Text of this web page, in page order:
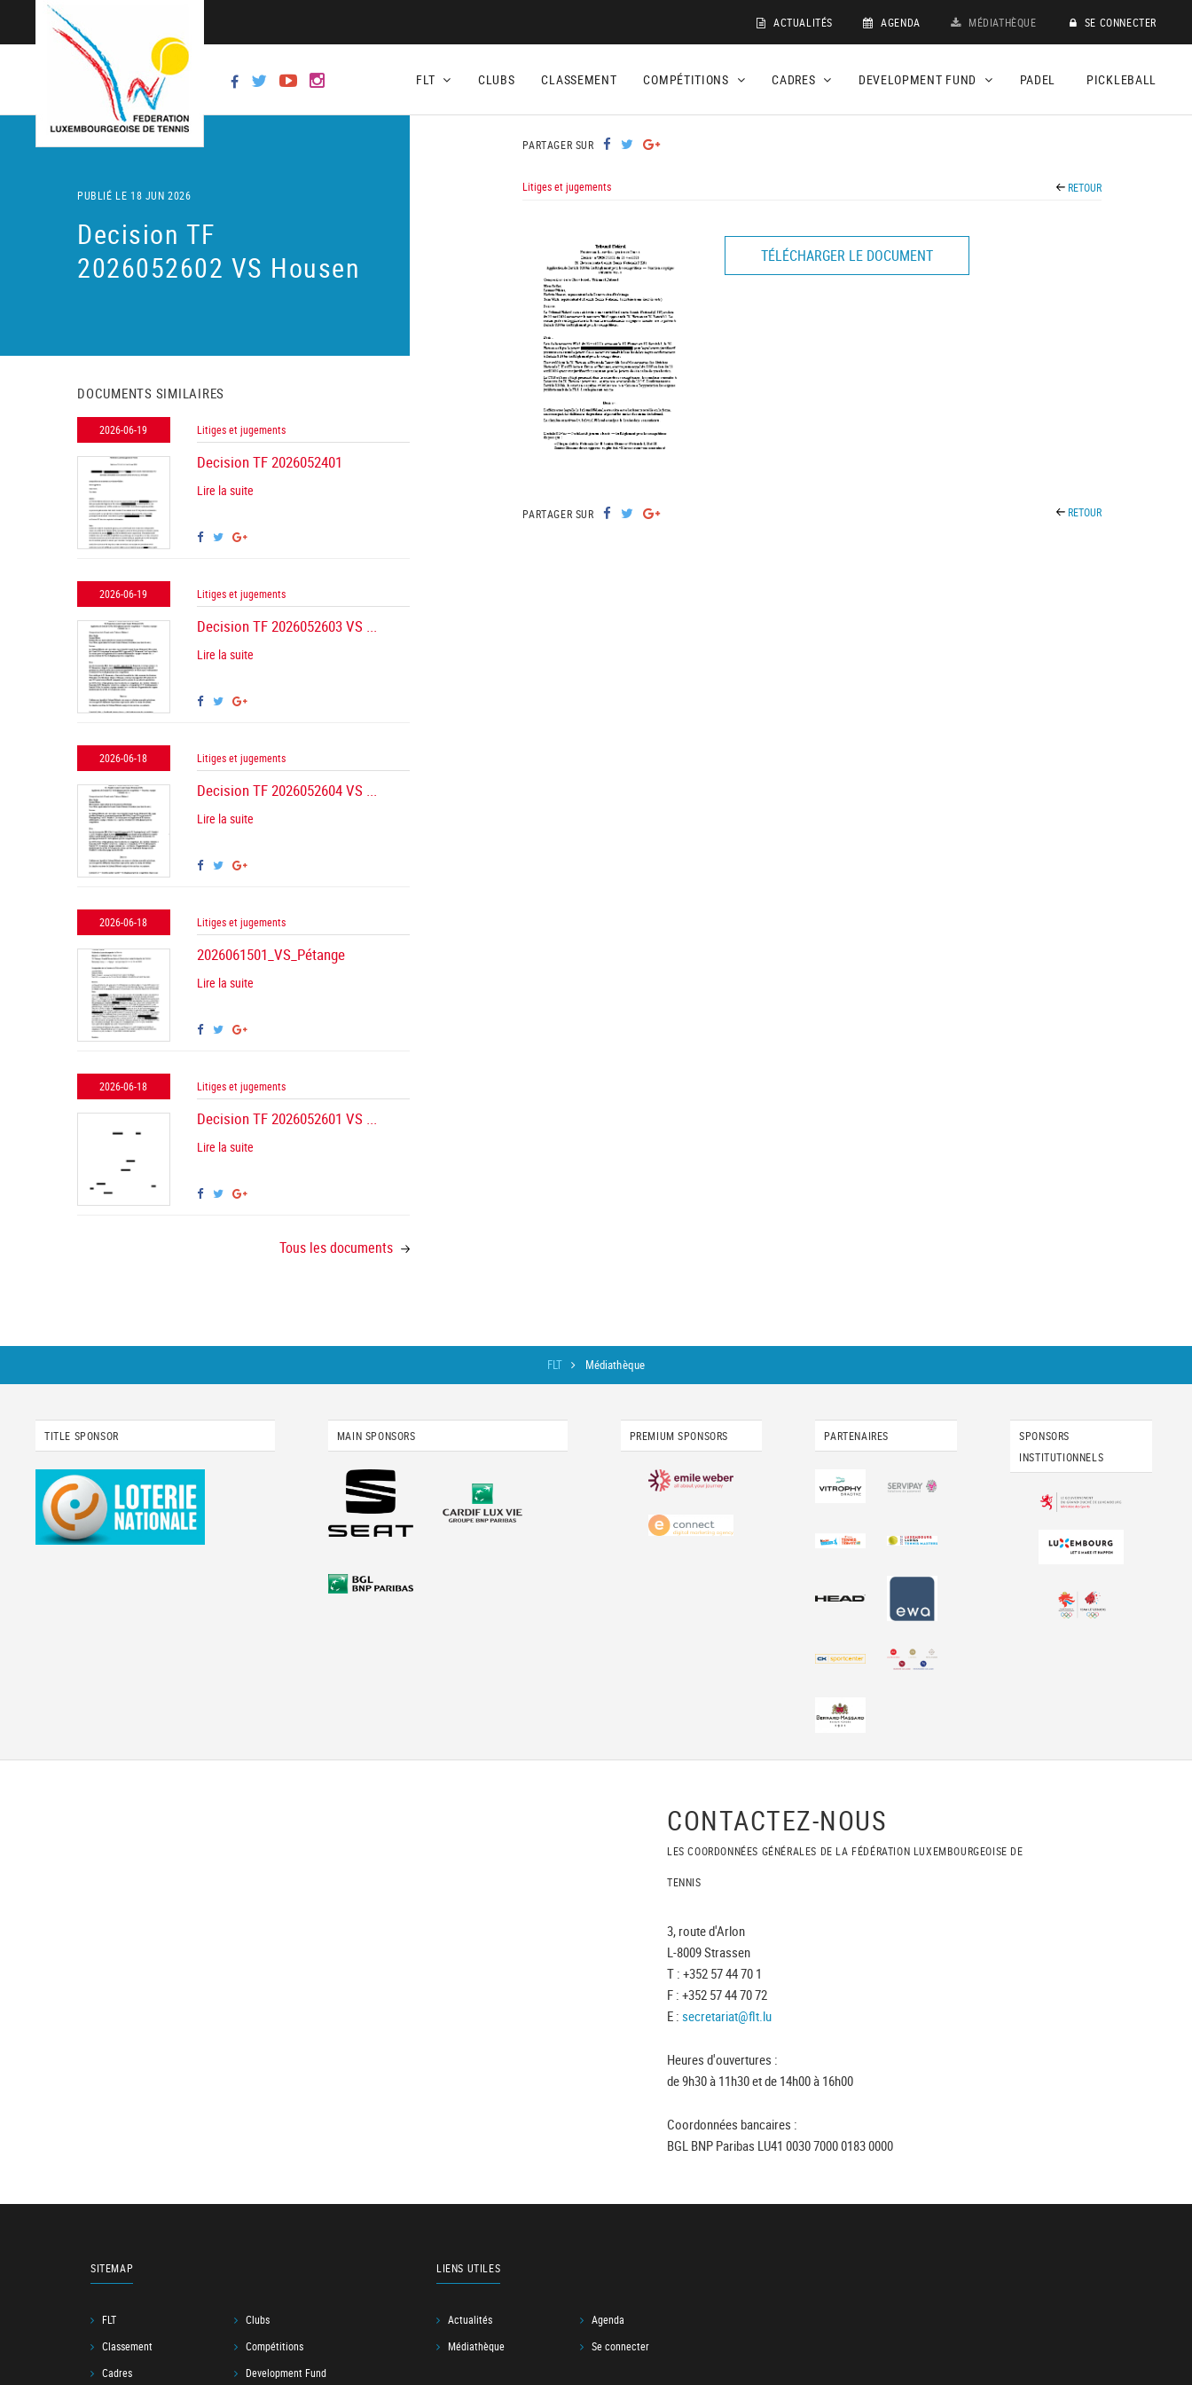
ACTUALITÉS AGENDA MÉDIATHÈQUE SE CONNECTER
FLT CLUBS CLASSEMENT COMPÉTITIONS CADRES DEVELOPMENT FUND PADEL PICKLEBALL
PUBLIÉ LE 18 JUN 2026
Decision TF
2026052602 VS Housen
DOCUMENTS SIMILAIRES
2026-06-19 Litiges et jugements
Decision TF 2026052401
Lire la suite
2026-06-19 Litiges et jugements
Decision TF 2026052603 VS ...
Lire la suite
2026-06-18 Litiges et jugements
Decision TF 2026052604 VS ...
Lire la suite
2026-06-18 Litiges et jugements
2026061501_VS_Pétange
Lire la suite
2026-06-18 Litiges et jugements
Decision TF 2026052601 VS ...
Lire la suite
Tous les documents
PARTAGER SUR
Litiges et jugements RETOUR
TÉLÉCHARGER LE DOCUMENT
PARTAGER SUR RETOUR
FLT Médiathèque
TITLE SPONSOR MAIN SPONSORS PREMIUM SPONSORS PARTENAIRES
SPONSORS
INSTITUTIONNELS
CONTACTEZ-NOUS
LES COORDONNÉES GÉNÉRALES DE LA FÉDÉRATION LUXEMBOURGEOISE DE
TENNIS
3, route d'Arlon
L-8009 Strassen
T : +352 57 44 70 1
F : +352 57 44 70 72
E : secretariat@flt.lu
Heures d'ouvertures :
de 9h30 à 11h30 et de 14h00 à 16h00
Coordonnées bancaires :
BGL BNP Paribas LU41 0030 7000 0183 0000
SITEMAP
FLT
Clubs
Classement
Compétitions
Cadres
Development Fund
LIENS UTILES
Actualités
Agenda
Médiathèque
Se connecter